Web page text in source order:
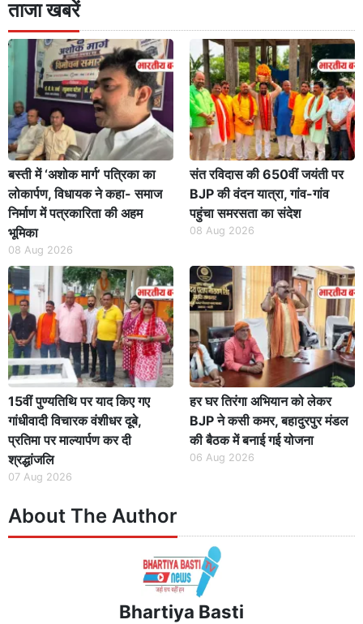
ताजा खबरें
बस्ती में ‘अशोक मार्ग’ पत्रिका का
लोकार्पण, विधायक ने कहा- समाज
निर्माण में पत्रकारिता की अहम
भूमिका
08 Aug 2026
संत रविदास की 650वीं जयंती पर
BJP की वंदन यात्रा, गांव-गांव
पहुंचा समरसता का संदेश
08 Aug 2026
15वीं पुण्यतिथि पर याद किए गए
गांधीवादी विचारक वंशीधर दूबे,
प्रतिमा पर माल्यार्पण कर दी
श्रद्धांजलि
07 Aug 2026
हर घर तिरंगा अभियान को लेकर
BJP ने कसी कमर, बहादुरपुर मंडल
की बैठक में बनाई गई योजना
06 Aug 2026
About The Author
Bhartiya Basti